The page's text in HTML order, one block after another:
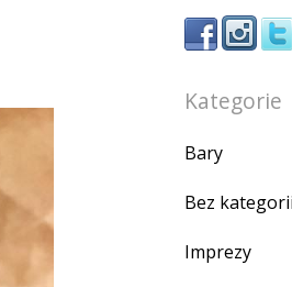
Kategorie
Bary
Bez kategorii
Imprezy